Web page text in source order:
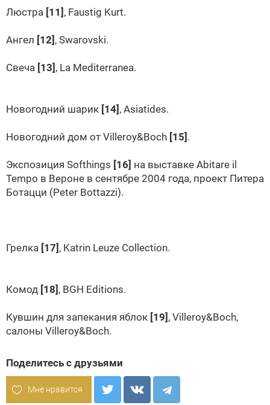
Люстра [11] , Faustig Kurt.
Ангел [12] , Swarovski.
Свеча [13] , La Mediterranea.
Новогодний шарик [14] , Asiatides.
Новогодний дом от Villeroy&Boch [15] .
Экспозиция Softhings [16] на выставке Abitare il
Tempo в Вероне в сентябре 2004 года, проект Питера
Ботацци (Peter Bottazzi).
Грелка [17] , Katrin Leuze Collection.
Комод [18] , BGH Editions.
Кувшин для запекания яблок [19] , Villeroy&Boch,
салоны Villeroy&Boch.
Поделитесь с друзьями
Мне нравится